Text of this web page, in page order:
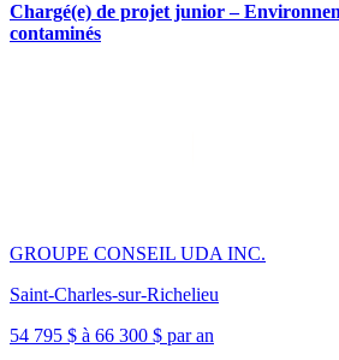
Chargé(e) de projet junior –
contaminés
GROUPE CONSEIL UDA INC.
Saint-Charles-sur-Richelieu
54 795 $ à 66 300 $ par an